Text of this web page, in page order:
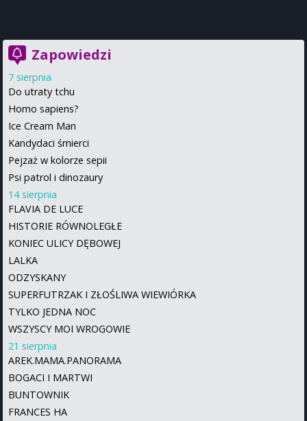
Zapowiedzi
7 sierpnia
Do utraty tchu
Homo sapiens?
Ice Cream Man
Kandydaci śmierci
Pejzaż w kolorze sepii
Psi patrol i dinozaury
14 sierpnia
FLAVIA DE LUCE
HISTORIE RÓWNOLEGŁE
KONIEC ULICY DĘBOWEJ
LALKA
ODZYSKANY
SUPERFUTRZAK I ZŁOŚLIWA WIEWIÓRKA
TYLKO JEDNA NOC
WSZYSCY MOI WROGOWIE
21 sierpnia
AREK.MAMA.PANORAMA
BOGACI I MARTWI
BUNTOWNIK
FRANCES HA